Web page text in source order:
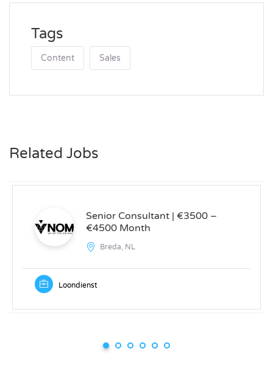
Tags
Content Sales
Related Jobs
Senior Consultant | €3500 –
€4500 Month
Breda, NL
Loondienst